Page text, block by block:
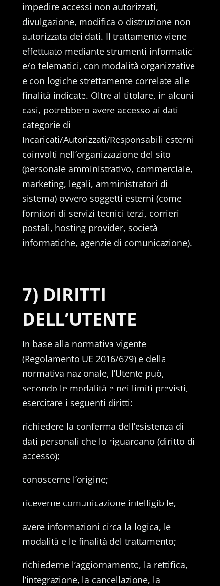
impedire accessi non autorizzati,
divulgazione, modifica o distruzione non
autorizzata dei dati. Il trattamento viene
effettuato mediante strumenti informatici
e/o telematici, con modalità organizzative
e con logiche strettamente correlate alle
finalità indicate. Oltre al titolare, in alcuni
casi, potrebbero avere accesso ai dati
categorie di
Incaricati/Autorizzati/Responsabili esterni
coinvolti nell’organizzazione del sito
(personale amministrativo, commerciale,
marketing, legali, amministratori di
sistema) ovvero soggetti esterni (come
fornitori di servizi tecnici terzi, corrieri
postali, hosting provider, società
informatiche, agenzie di comunicazione).
7) DIRITTI
DELL’UTENTE
In base alla normativa vigente
(Regolamento UE 2016/679) e della
normativa nazionale, l’Utente può,
secondo le modalità e nei limiti previsti,
esercitare i seguenti diritti:
richiedere la conferma dell’esistenza di
dati personali che lo riguardano (diritto di
accesso);
conoscerne l’origine;
riceverne comunicazione intelligibile;
avere informazioni circa la logica, le
modalità e le finalità del trattamento;
richiederne l’aggiornamento, la rettifica,
l’integrazione, la cancellazione, la